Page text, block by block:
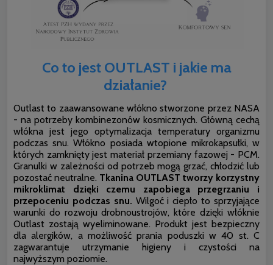
Co to jest OUTLAST i jakie ma
działanie?
Outlast to zaawansowane włókno stworzone przez NASA
- na potrzeby kombinezonów kosmicznych. Główną cechą
włókna jest jego optymalizacja temperatury organizmu
podczas snu. Włókno posiada wtopione mikrokapsułki, w
których zamknięty jest materiał przemiany fazowej - PCM.
Granulki w zależności od potrzeb mogą grzać, chłodzić lub
pozostać neutralne. Tkanina OUTLAST tworzy korzystny
mikroklimat dzięki czemu zapobiega przegrzaniu i
przepoceniu podczas snu. Wilgoć i ciepło to sprzyjające
warunki do rozwoju drobnoustrojów, które dzięki włóknie
Outlast zostają wyeliminowane. Produkt jest bezpieczny
dla alergików, a możliwość prania poduszki w 40 st. C
zagwarantuje utrzymanie higieny i czystości na
najwyższym poziomie.